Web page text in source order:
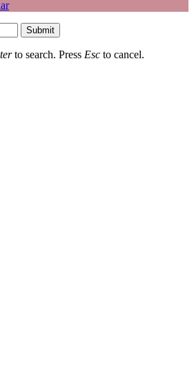
Submit
to search. Press Esc to cancel.